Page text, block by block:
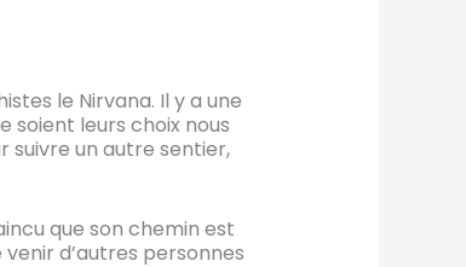
le Nirvana. Il y a une
soient leurs choix nous
suivre un autre sentier,
que son chemin est
d’autres personnes